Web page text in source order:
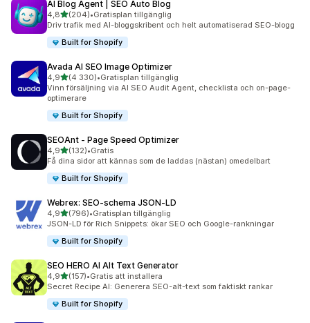
AI Blog Agent | SEO Auto Blog
4,8av 5 stjärnor
(204)
204 recensioner totalt
•Gratisplan tillgänglig
Driv trafik med AI-bloggskribent och helt automatiserad SEO-blogg
Built for Shopify
Avada AI SEO Image Optimizer
4,9av 5 stjärnor
(4 330)
4330 recensioner totalt
•Gratisplan tillgänglig
Vinn försäljning via AI SEO Audit Agent, checklista och on-page-
optimerare
Built for Shopify
SEOAnt ‑ Page Speed Optimizer
4,9av 5 stjärnor
(132)
132 recensioner totalt
•Gratis
Få dina sidor att kännas som de laddas (nästan) omedelbart
Built for Shopify
Webrex: SEO‑schema JSON‑LD
4,9av 5 stjärnor
(796)
796 recensioner totalt
•Gratisplan tillgänglig
JSON-LD för Rich Snippets: ökar SEO och Google-rankningar
Built for Shopify
SEO HERO AI Alt Text Generator
4,9av 5 stjärnor
(157)
157 recensioner totalt
•Gratis att installera
Secret Recipe AI: Generera SEO-alt-text som faktiskt rankar
Built for Shopify